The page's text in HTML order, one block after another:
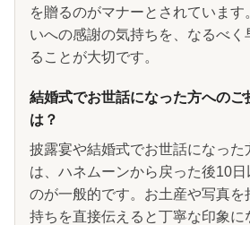
を贈るのがマナーとされていま
いへの感謝の気持ちを、なるべく
ることが大切です。
結婚式でお世話になった方へのご
は？
披露宴や結婚式でお世話になった
は、ハネムーンから戻った後10日
のが一般的です。お土産や写真を
持ちを直接伝えると丁寧な印象に